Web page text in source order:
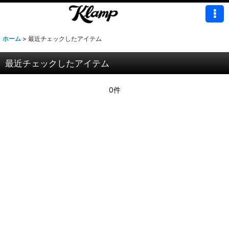
ホーム > 最近チェックしたアイテム
最近チェックしたアイテム
0件